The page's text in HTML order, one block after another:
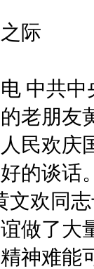
际
中共
老朋友
民欢庆
的谈话
文欢同
做了大
神难能